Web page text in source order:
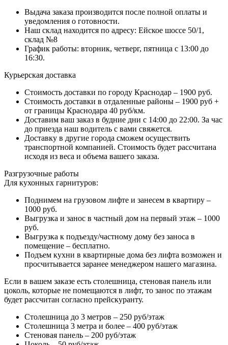
Выдача заказа производится после полной оплаты и
уведомления о готовности.
Наш склад находится по адресу: Ейское шоссе 50/1,
склад №8
График работы: вторник, четверг, пятница с 13:00 до
16:30.
Курьерская доставка
Стоимость доставки по городу Краснодар – 1900 руб.
Стоимость доставки в отдаленные районы – 1900 руб +
от границы Краснодара 40 руб/км.
Доставим ваш заказ в будние дни с 14:00 до 22:00. За час
до приезда наш водитель с вами свяжется.
Доставку в другие города сможем осуществить
транспортной компанией. Стоимость будет рассчитана
исходя из веса и объема вашего заказа.
Разгрузочные работы
Для кухонных гарнитуров:
Поднимем на грузовом лифте и занесем в квартиру –
1000 руб.
Выгрузка и занос в частный дом на первый этаж – 1000
руб.
Выгрузка к подъезду/частному дому без заноса в
помещение – бесплатно.
Подъем кухни в квартирные дома без лифта возможен и
просчитывается заранее менеджером нашего магазина.
Если в вашем заказе есть столешница, стеновая панель или
цоколь, которые не помещаются в лифт, то занос по этажам
будет рассчитан согласно прейскуранту.
Столешница до 3 метров – 250 руб/этаж
Столешница 3 метра и более – 400 руб/этаж
Стеновая панель – 200 руб/этаж